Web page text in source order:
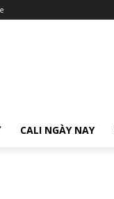
CALI NGÀY NAY